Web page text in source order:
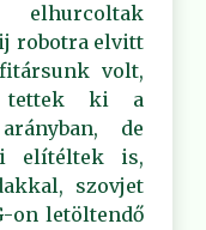
elhurcoltak
robotra elvitt
volt,
tettek ki a
de
elítéltek is,
szovjet
on letöltendő